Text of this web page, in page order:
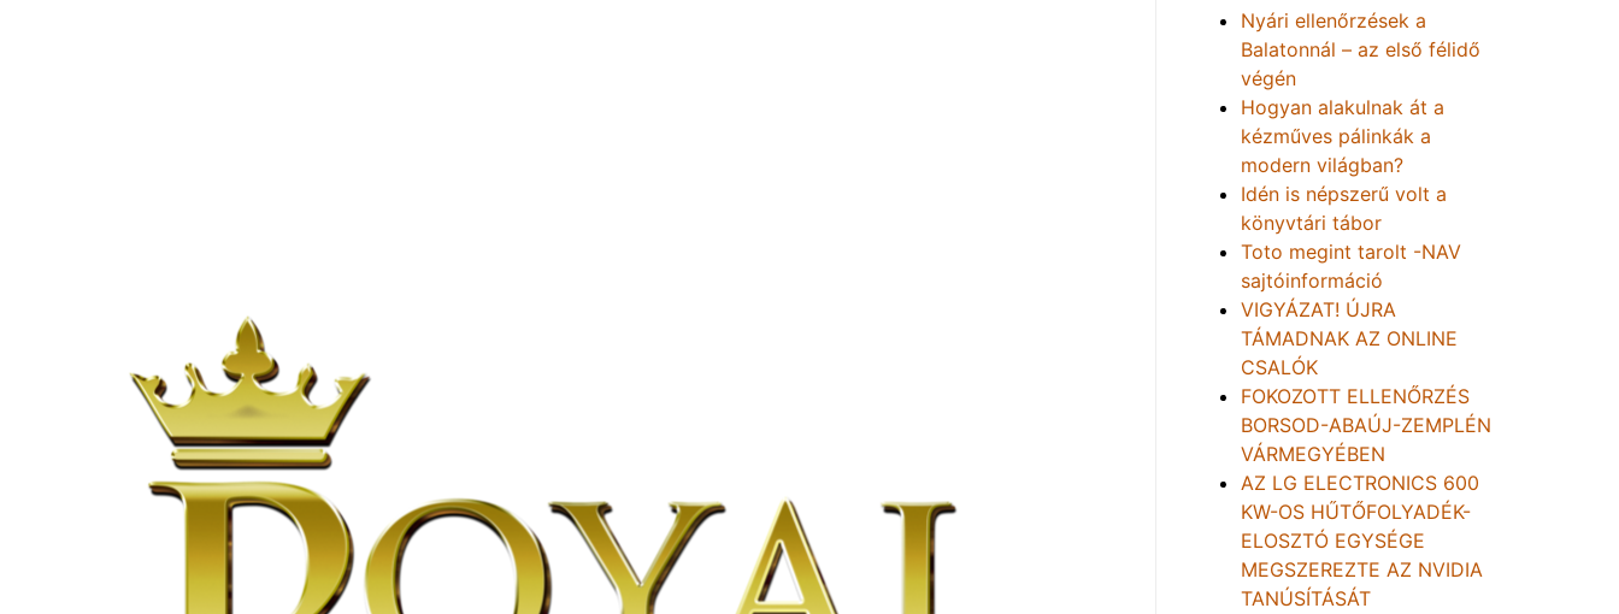
Nyári ellenőrzések a
Balatonnál – az első félidő
végén
Hogyan alakulnak át a
kézműves pálinkák a
modern világban?
Idén is népszerű volt a
könyvtári tábor
Toto megint tarolt -NAV
sajtóinformáció
VIGYÁZAT! ÚJRA
TÁMADNAK AZ ONLINE
CSALÓK
FOKOZOTT ELLENŐRZÉS
BORSOD-ABAÚJ-ZEMPLÉN
VÁRMEGYÉBEN
AZ LG ELECTRONICS 600
KW-OS HŰTŐFOLYADÉK-
ELOSZTÓ EGYSÉGE
MEGSZEREZTE AZ NVIDIA
TANÚSÍTÁSÁT